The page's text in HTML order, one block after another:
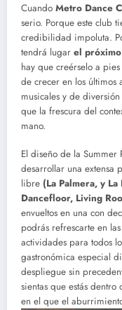
Cuando Metro Dance
serio. Porque este club
credibilidad impoluta.
tendrá lugar el
hay que creérselo a
de crecer en los últimos
musicales y de
que la frescura del
mano.
El diseño de la Summer
desarrollar una extensa
libre (La Palmera, y La
Dancefloor, Living
envueltos en una con
podrás refrescarte en
actividades para todos
gastronómica especial
despliegue sin
sientas que estás
en el que el